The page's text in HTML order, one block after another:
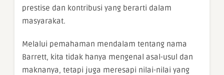
prestise dan kontribusi yang berarti dalam
masyarakat.
Melalui pemahaman mendalam tentang nama
Barrett, kita tidak hanya mengenal asal-usul dan
maknanya, tetapi juga meresapi nilai-nilai yang